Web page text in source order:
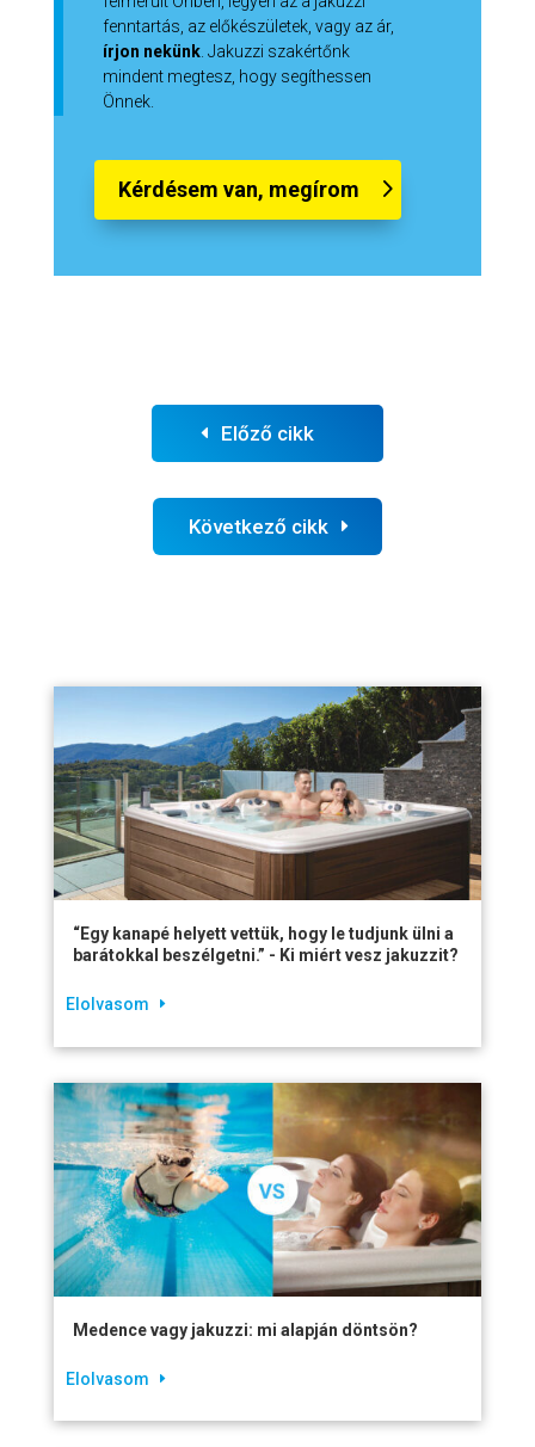
fenntartás, az előkészületek, vagy az ár,
írjon nekünk. Jakuzzi szakértőnk
mindent megtesz, hogy segíthessen
Önnek.
Kérdésem van, megírom
Előző cikk
Következő cikk
“Egy kanapé helyett vettük, hogy le tudjunk ülni a
barátokkal beszélgetni.” - Ki miért vesz jakuzzit?
Elolvasom
Medence vagy jakuzzi: mi alapján döntsön?
Elolvasom